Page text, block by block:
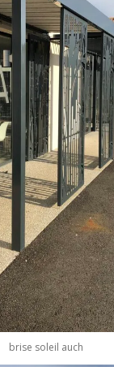
brise soleil auch